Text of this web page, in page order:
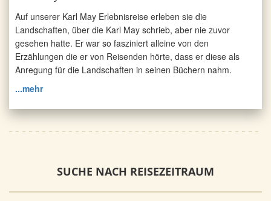
Auf unserer Karl May Erlebnisreise erleben sie die
Landschaften, über die Karl May schrieb, aber nie zuvor
gesehen hatte. Er war so fasziniert alleine von den
Erzählungen die er von Reisenden hörte, dass er diese als
Anregung für die Landschaften in seinen Büchern nahm.
...mehr
SUCHE NACH REISEZEITRAUM